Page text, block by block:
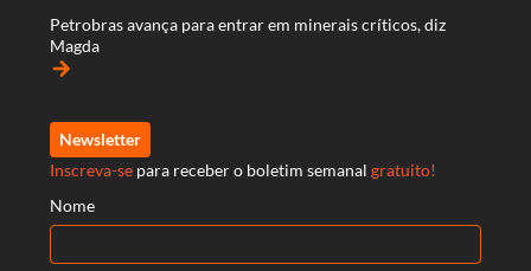
Petrobras avança para entrar em minerais críticos, diz
Magda
arrow_forward
Newsletter
Inscreva-se para receber o boletim semanal gratuito!
Nome